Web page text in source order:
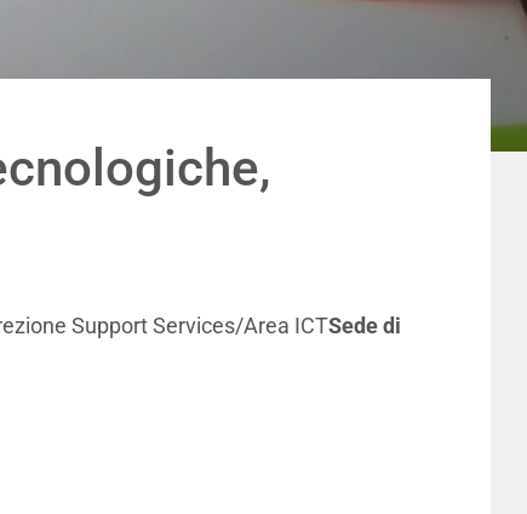
Support Services/Area ICTSede di